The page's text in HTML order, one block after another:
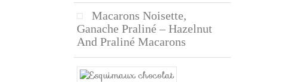
Macarons Noisette,
Ganache Praliné – Hazelnut
And Praliné Macarons